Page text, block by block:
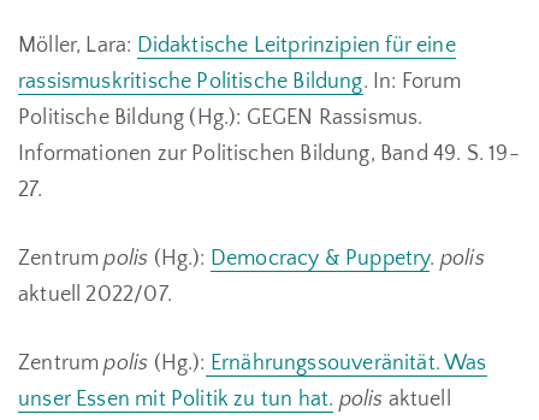
Möller, Lara: Didaktische Leitprinzipien für eine
rassismuskritische Politische Bildung. In: Forum
Politische Bildung (Hg.): GEGEN Rassismus.
Informationen zur Politischen Bildung, Band 49. S. 19-
27.
Zentrumpolis (Hg.): Democracy & Puppetry. polis
aktuell 2022/07.
Zentrumpolis (Hg.): Ernährungssouveränität. Was
unser Essen mit Politik zu tun hat. polis aktuell